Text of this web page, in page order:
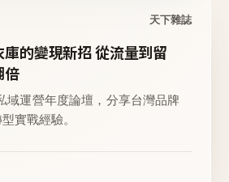
天下雜誌
的變現新招 從流量到留
倍
域運營年度論壇，分享台灣品牌
實戰經驗。